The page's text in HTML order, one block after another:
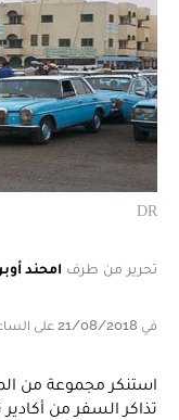
DR
تحرير من طرف امحند
في 21/08/2018 على الساعة 09:28
استنكر مجموعة من
تذاكر السفر من